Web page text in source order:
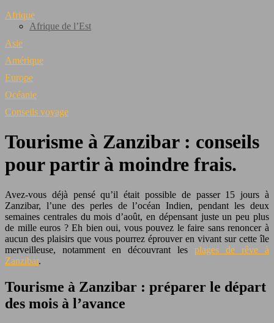
Afrique
Afrique de l’Est
Asie
Amérique
Europe
Océanie
Conseils voyage
Tourisme à Zanzibar : conseils
pour partir à moindre frais.
Avez-vous déjà pensé qu’il était possible de passer 15 jours à
Zanzibar, l’une des perles de l’océan Indien, pendant les deux
semaines centrales du mois d’août, en dépensant juste un peu plus
de mille euros ? Eh bien oui, vous pouvez le faire sans renoncer à
aucun des plaisirs que vous pourrez éprouver en vivant sur cette île
merveilleuse, notamment en découvrant les plages de rêve à
Zanzibar.
Tourisme à Zanzibar : préparer le départ
des mois à l’avance